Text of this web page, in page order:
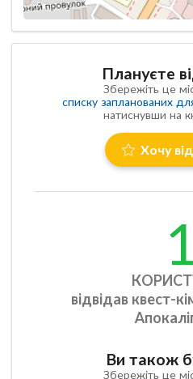
Плануєте
Збережіть це
списку запланованих
натиснувши на
Хочу
1
відвідав квест-
Ви також
Збережіть це